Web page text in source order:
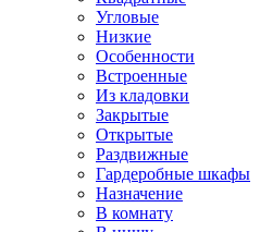
Угловые
Низкие
Особенности
Встроенные
Из кладовки
Закрытые
Открытые
Раздвижные
Гардеробные шкафы
Назначение
В комнату